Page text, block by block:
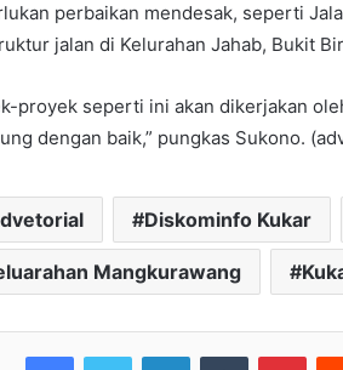
perbaikan mendesak, seperti
jalan di Kelurahan Jahab, Bukit
proyek seperti ini akan dikerjakan
dengan baik,” pungkas Sukono.
Diskominfo Kukar
Mangkurawang